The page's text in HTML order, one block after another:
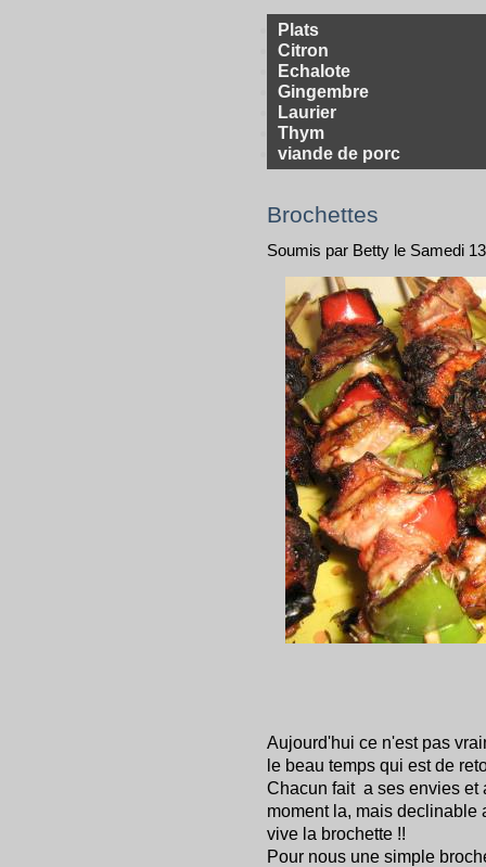
Plats
Citron
Echalote
Gingembre
Laurier
Thym
viande de porc
Brochettes
Soumis par Betty le Samedi
Aujourd'hui ce n'est pas
le beau temps qui est de
Chacun fait a ses envies et
moment la, mais declinable
vive la brochette !!
Pour nous une simple